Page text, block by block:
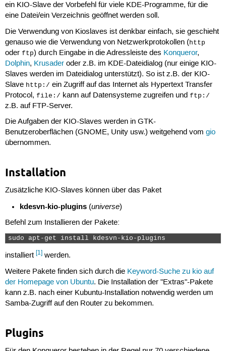
ein KIO-Slave der Vorbefehl für viele KDE-Programme, für die
eine Datei/ein Verzeichnis geöffnet werden soll.
Die Verwendung von Kioslaves ist denkbar einfach, sie geschieht
genauso wie die Verwendung von Netzwerkprotokollen (http
oder ftp) durch Eingabe in die Adressleiste des Konqueror,
Dolphin, Krusaderoder z.B. im KDE-Dateidialog (nur einige KIO-
Slaves werden im Dateidialog unterstützt). So ist z.B. der KIO-
Slave http:/ ein Zugriff auf das Internet als Hypertext Transfer
Protocol, file:/ kann auf Datensysteme zugreifen und ftp:/
z.B. auf FTP-Server.
Die Aufgaben der KIO-Slaves werden in GTK-
Benutzeroberflächen (GNOME, Unity usw.) weitgehend vom gio
übernommen.
Installation
Zusätzliche KIO-Slaves können über das Paket
kdesvn-kio-plugins (universe)
Befehl zum Installieren der Pakete:
sudo apt-get install kdesvn-kio-plugins
installiert [1]werden.
Weitere Pakete finden sich durch die Keyword-Suche zu kio auf
der Homepage von Ubuntu. Die Installation der "Extras"-Pakete
kann z.B. nach einer Kubuntu-Installation notwendig werden um
Samba-Zugriff auf den Router zu bekommen.
Plugins